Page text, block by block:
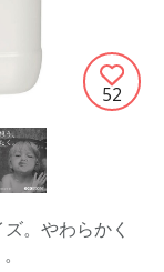
52
。やわらかく